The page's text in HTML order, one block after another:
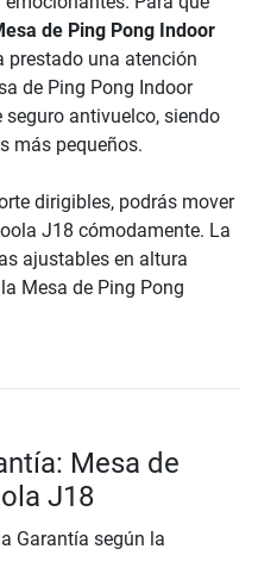
de Ping Pong Indoor
prestado una atención
de Ping Pong Indoor
antivuelco, siendo
más pequeños.
dirigibles, podrás mover
J18 cómodamente. La
ajustables en altura
Mesa de Ping Pong
Mesa de
J18
Garantía según la